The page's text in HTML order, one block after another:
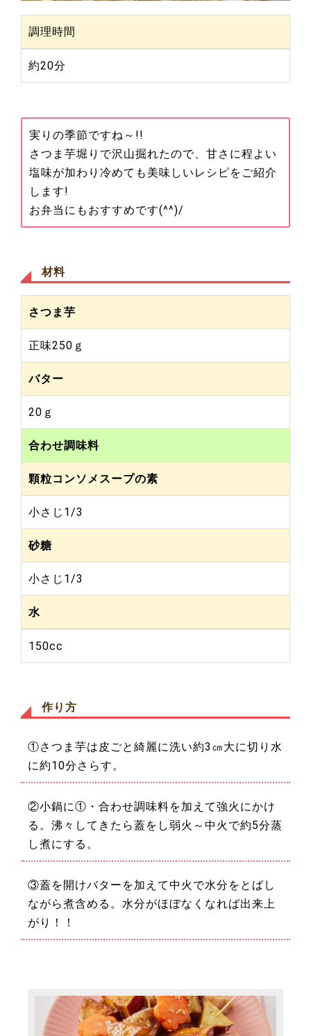
調理時間
約20分
実りの季節ですね～!!
さつま芋堀りで沢山掘れたので、甘さに程よい
塩味が加わり冷めても美味しいレシピをご紹介
します!
お弁当にもおすすめです(^^)/
材料
さつま芋
正味250ｇ
バター
20ｇ
合わせ調味料
顆粒コンソメスープの素
小さじ1/3
砂糖
小さじ1/3
水
150cc
作り方
①さつま芋は皮ごと綺麗に洗い約3㎝大に切り水
に約10分さらす。
②小鍋に①・合わせ調味料を加えて強火にかけ
る。沸々してきたら蓋をし弱火～中火で約5分蒸
し煮にする。
③蓋を開けバターを加えて中火で水分をとばし
ながら煮含める。水分がほぼなくなれば出来上
がり！！